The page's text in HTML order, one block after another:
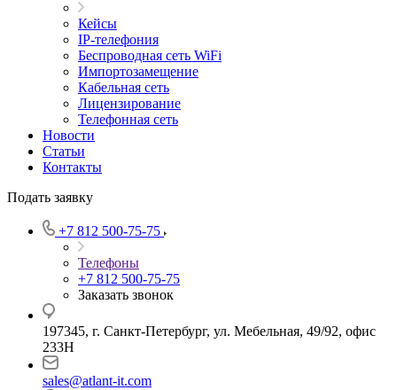
Кейсы
IP-телефония
Беспроводная сеть WiFi
Импортозамещение
Кабельная сеть
Лицензирование
Телефонная сеть
Новости
Статьи
Контакты
Подать заявку
+7 812 500-75-75
Телефоны
+7 812 500-75-75
Заказать звонок
197345, г. Санкт-Петербург, ул. Мебельная, 49/92, офис
233Н
sales@atlant-it.com